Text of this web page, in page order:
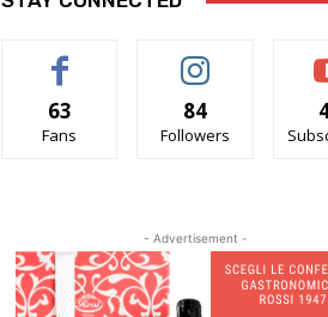
63
Fans
84
Followers
- Advertisement -